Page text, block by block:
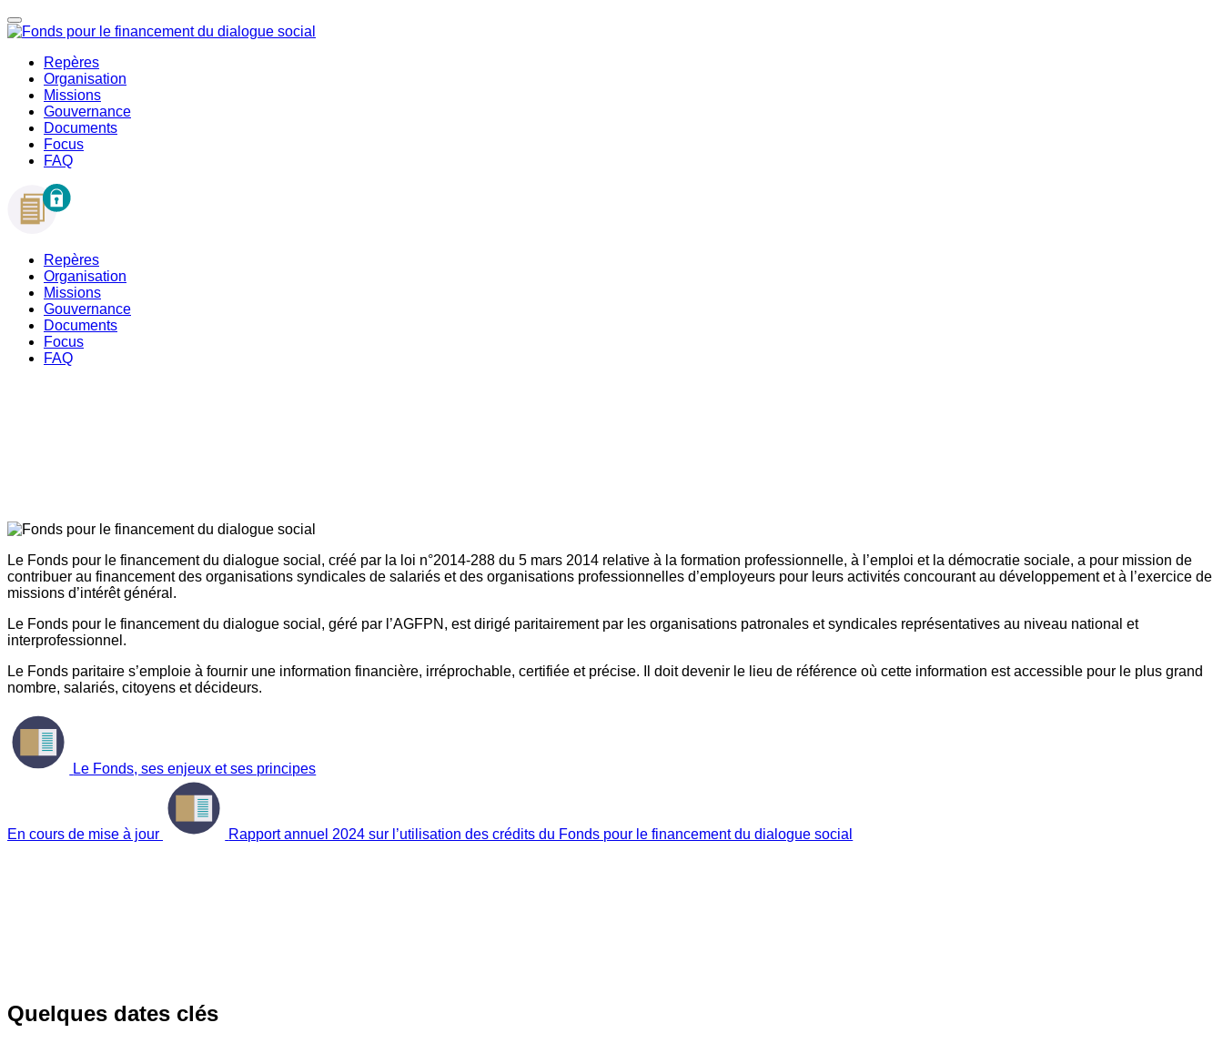
Repères
Organisation
Missions
Gouvernance
Documents
Focus
FAQ
Repères
Organisation
Missions
Gouvernance
Documents
Focus
FAQ
Le Fonds pour le financement du dialogue social, créé par la loi n°2014-288 du 5 mars 2014 relative à la formation professionnelle, à l’emploi et la démocratie sociale, a pour mission de
contribuer au financement des organisations syndicales de salariés et des organisations professionnelles d’employeurs pour leurs activités concourant au développement et à l’exercice de
missions d’intérêt général.
Le Fonds pour le financement du dialogue social, géré par l’AGFPN, est dirigé paritairement par les organisations patronales et syndicales représentatives au niveau national et
interprofessionnel.
Le Fonds paritaire s’emploie à fournir une information financière, irréprochable, certifiée et précise. Il doit devenir le lieu de référence où cette information est accessible pour le plus grand
nombre, salariés, citoyens et décideurs.
Le Fonds, ses enjeux et ses principes
En cours de mise à jour Rapport annuel 2024 sur l’utilisation des crédits du Fonds pour le financement du dialogue social
Quelques dates clés